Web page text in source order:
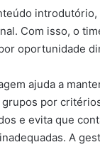
introdutório,
Com isso, o
oportunidade
ajuda a
por
e evita que
A